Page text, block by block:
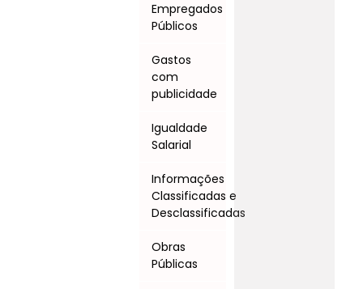
Empregados
Públicos
Gastos
com
publicidade
Igualdade
Salarial
Informações
Classificadas e
Desclassificadas
Obras
Públicas